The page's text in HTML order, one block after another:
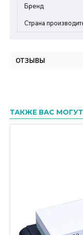
Бренд
Страна
ОТЗЫВЫ
ТАКЖЕ ВАС